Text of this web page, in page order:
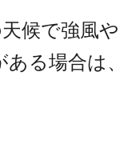
候で強風
る場合は